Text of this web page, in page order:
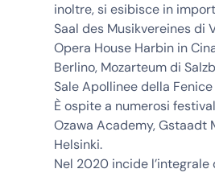
inoltre, si esibisce in
Saal des Musikvereines di
Opera House Harbin in
Berlino, Mozarteum di
Sale Apollinee della Fenice
È ospite a numerosi
Ozawa Academy, Gstaadt
Helsinki.
Nel 2020 incide